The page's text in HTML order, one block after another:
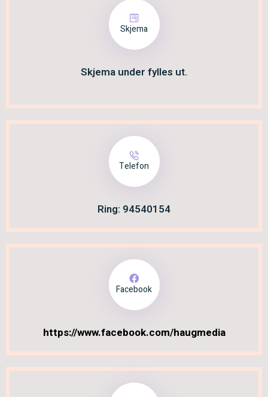
Skjema
Skjema under fylles ut.
Telefon
Ring: 94540154
Facebook
https://www.facebook.com/haugmedia